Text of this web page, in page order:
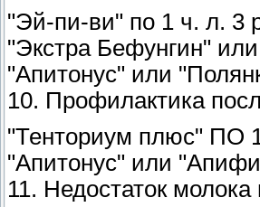
"Эй-пи-ви" по 1 ч. л. 3
"Экстра Бефунгин"
"Апитонус" или
10. Профилактика
"Тенториум плюс" ПО
"Апитонус" или
11. Недостаток